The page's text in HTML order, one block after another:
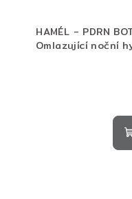
HAMÉL - PDRN
Omlazující noční